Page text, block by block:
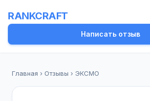
RANKCRAFT
Написать отзыв
Главная › Отзывы › ЭКСМО